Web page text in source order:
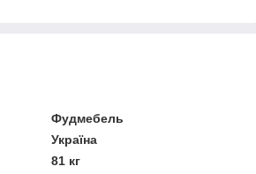
Фудмебель
Україна
81 кг